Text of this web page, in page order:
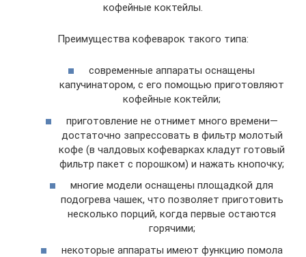
кофейные коктейлы.
Преимущества кофеварок такого типа:
современные аппараты оснащены
капучинатором, с его помощью приготовляют
кофейные коктейли;
приготовление не отнимет много времени—
достаточно запрессовать в фильтр молотый
кофе (в чалдовых кофеварках кладут готовый
фильтр пакет с порошком) и нажать кнопочку;
многие модели оснащены площадкой для
подогрева чашек, что позволяет приготовить
несколько порций, когда первые остаются
горячими;
некоторые аппараты имеют функцию помола